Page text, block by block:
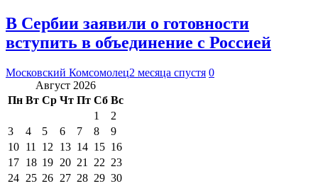
В Сербии заявили о готовности
вступить в объединение с Россией
Московский Комсомолец2 месяца спустя 0
Август 2026
Пн Вт Ср Чт Пт Сб Вс
1
2
3
4 5 6 7 8
9
10 11 12 13 14 15 16
17 18 19 20 21 22 23
24 25 26 27 28 29 30